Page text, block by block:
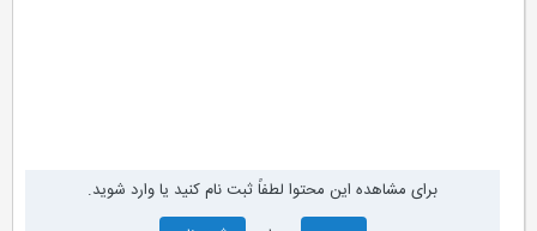
برای مشاهده این محتوا لطفاً ثبت نام کنید یا وارد شوید.